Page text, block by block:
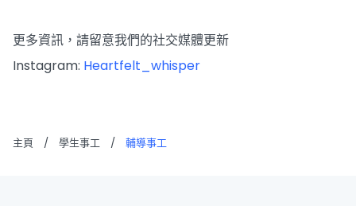
更多資訊，請留意我們的社交媒體更新
Instagram: Heartfelt_whisper
主頁 / 學生事工 / 輔導事工